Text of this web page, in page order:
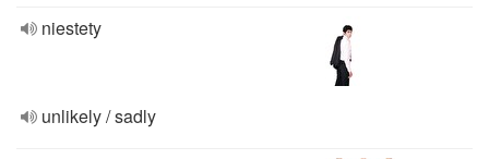
niestety
unlikely / sadly